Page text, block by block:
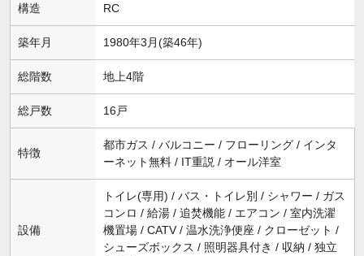
構造 RC
築年月 1980年3月(築46年)
総階数 地上4階
総戸数 16戸
特徴
都市ガス / バルコニー / フローリング / インタ
ーネット無料 / IT重説 / オール洋室
設備
トイレ(専用) / バス・トイレ別 / シャワー / ガス
コンロ / 給湯 / 追焚機能 / エアコン / 室内洗濯
機置場 / CATV / 温水洗浄便座 / クローゼット /
シューズボックス / 照明器具付き / 収納 / 独立